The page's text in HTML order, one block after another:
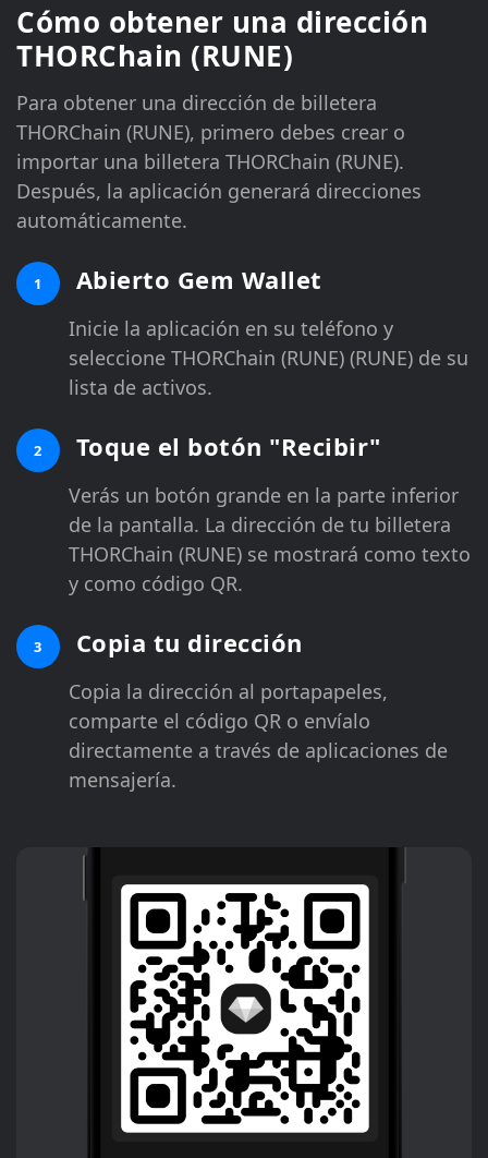
Cómo obtener una dirección
THORChain (RUNE)
Para obtener una dirección de billetera
THORChain (RUNE), primero debes crear o
importar una billetera THORChain (RUNE).
Después, la aplicación generará direcciones
automáticamente.
1 Abierto Gem Wallet
Inicie la aplicación en su teléfono y
seleccione THORChain (RUNE) (RUNE) de su
lista de activos.
2 Toque el botón "Recibir"
Verás un botón grande en la parte inferior
de la pantalla. La dirección de tu billetera
THORChain (RUNE) se mostrará como texto
y como código QR.
3 Copia tu dirección
Copia la dirección al portapapeles,
comparte el código QR o envíalo
directamente a través de aplicaciones de
mensajería.